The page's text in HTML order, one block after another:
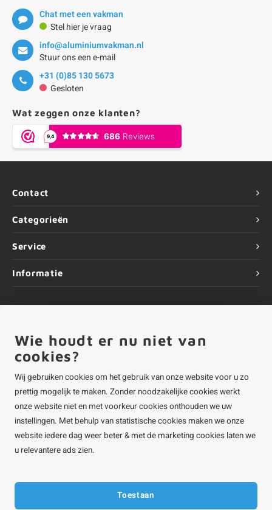
Chat met een vakman
Stel hier je vraag
info@aluminiumvakman.nl
Stuur ons een e-mail
+31 (0)85 130 5673
Gesloten
Wat zeggen onze klanten?
Contact
Categorieën
Service
Informatie
©Copyright2026 ALUMINIUMvakman - Powered byLightspeed
ALUMINIUMvakman is onderdeel van Roca Online BV
Wie houdt er nu niet van
cookies?
Wij gebruiken cookies om het gebruik van onze website voor u zo
prettig mogelijk te maken. Zonder noodzakelijke cookies werkt
onze website niet en met voorkeur cookies onthouden we uw
instellingen. Met behulp van statistische cookies maken we onze
website iedere dag weer beter & met de marketing cookies laten we
u relevantere ads zien.
Toestaan